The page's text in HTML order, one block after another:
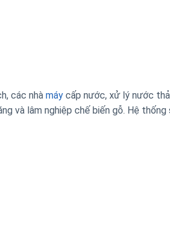
các nhà máy cấp nước, xử lý nước
và lâm nghiệp chế biến gỗ. Hệ thống